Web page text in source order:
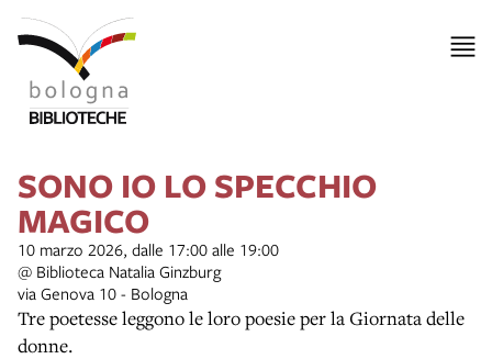
SONO IO LO SPECCHIO
MAGICO
10 marzo 2026, dalle 17:00 alle 19:00
@ Biblioteca Natalia Ginzburg
via Genova 10 - Bologna
Tre poetesse leggono le loro poesie per la Giornata delle
donne.